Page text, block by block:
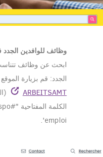
وظائف للوافدين الجدد
ابحث عن وظائف تتناسب
الجدد: قم بزيارة الموقع
ARBEITSAMT
الكلمة المفتاحية "#Dispo" في العنوان "
emploi'.